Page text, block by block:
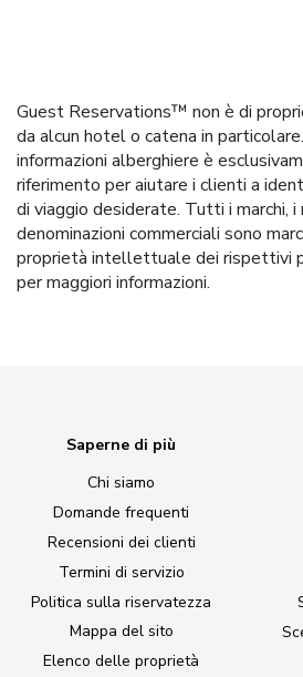
Guest Reservations™ non è di
da alcun hotel o catena in
informazioni alberghiere è
riferimento per aiutare i clienti a
di viaggio desiderate. Tutti i marchi,
denominazioni commerciali sono
proprietà intellettuale dei rispettivi
per maggiori informazioni.
Saperne di più
Chi siamo
Domande frequenti
Recensioni dei clienti
Termini di servizio
Politica sulla riservatezza
Mappa del sito
Elenco delle proprietà